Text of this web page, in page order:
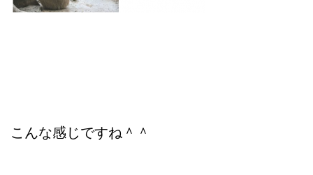
こんな感じですね＾＾